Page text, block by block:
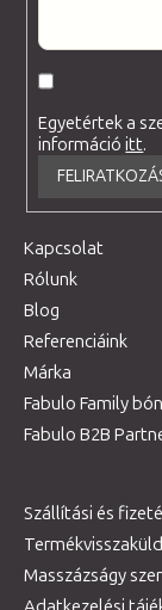
Egyetértek a
információitt.
Kapcsolat
Rólunk
Blog
Referenciáink
Márka
Fabulo Family
Fabulo B2B
Szállítási és
Masszázságy